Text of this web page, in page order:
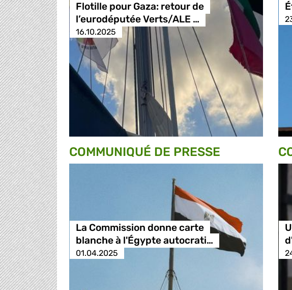
Flotille pour Gaza: retour de
l’eurodéputée Verts/ALE …
16.10.2025
COMMUNIQUÉ DE PRESSE
La Commission donne carte
blanche à l'Égypte autocrati…
01.04.2025